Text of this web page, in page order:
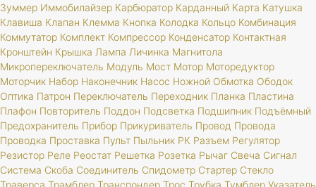
Зуммер Иммобилайзер Карбюратор Карданный Карта Катушка
Клавиша Клапан Клемма Кнопка Колодка Кольцо Комбинация
Коммутатор Комплект Компрессор Конденсатор Контактная
Кронштейн Крышка Лампа Личинка Магнитола
Микропереключатель Модуль Мост Мотор Моторедуктор
Моторчик Набор Наконечник Насос Ножной Обмотка Ободок
Оптика Патрон Переключатель Переходник Планка Пластина
Плафон Повторитель Поддон Подсветка Подшипник Подъёмный
Предохранитель Прибор Прикуриватель Провод Провода
Проводка Проставка Пульт Пыльник РК Разъем Регулятор
Резистор Реле Реостат Решетка Розетка Рычаг Свеча Сигнал
Система Скоба Соединитель Спидометр Стартер Стекло
Траверса Трамблер Транспондер Трос Трубка Тумблер Указатель